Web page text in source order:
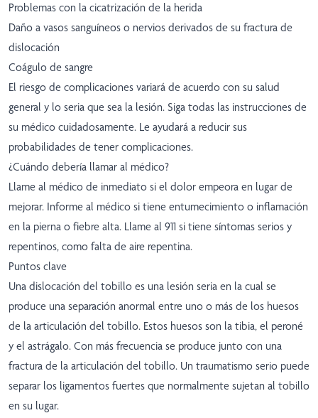
Problemas con la cicatrización de la herida
Daño a vasos sanguíneos o nervios derivados de su fractura de
dislocación
Coágulo de sangre
El riesgo de complicaciones variará de acuerdo con su salud
general y lo seria que sea la lesión. Siga todas las instrucciones de
su médico cuidadosamente. Le ayudará a reducir sus
probabilidades de tener complicaciones.
¿Cuándo debería llamar al médico?
Llame al médico de inmediato si el dolor empeora en lugar de
mejorar. Informe al médico si tiene entumecimiento o inflamación
en la pierna o fiebre alta. Llame al 911 si tiene síntomas serios y
repentinos, como falta de aire repentina.
Puntos clave
Una dislocación del tobillo es una lesión seria en la cual se
produce una separación anormal entre uno o más de los huesos
de la articulación del tobillo. Estos huesos son la tibia, el peroné
y el astrágalo. Con más frecuencia se produce junto con una
fractura de la articulación del tobillo. Un traumatismo serio puede
separar los ligamentos fuertes que normalmente sujetan al tobillo
en su lugar.